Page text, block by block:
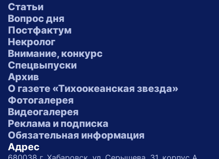
Статьи
Вопрос дня
Постфактум
Некролог
Внимание, конкурс
Спецвыпуски
Архив
О газете «Тихоокеанская звезда»
Фотогалерея
Видеогалерея
Реклама и подписка
Обязательная информация
Адрес